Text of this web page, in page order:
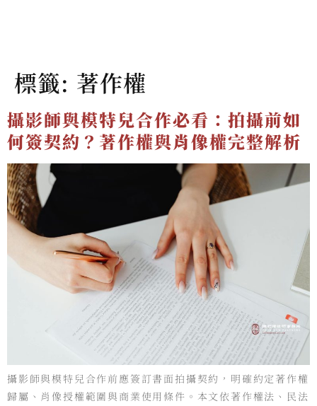
標籤: 著作權
攝影師與模特兒合作必看：拍攝前如
何簽契約？著作權與肖像權完整解析
攝影師與模特兒合作前應簽訂書面拍攝契約，明確約定著作權
歸屬、肖像授權範圍與商業使用條件。本文依著作權法、民法